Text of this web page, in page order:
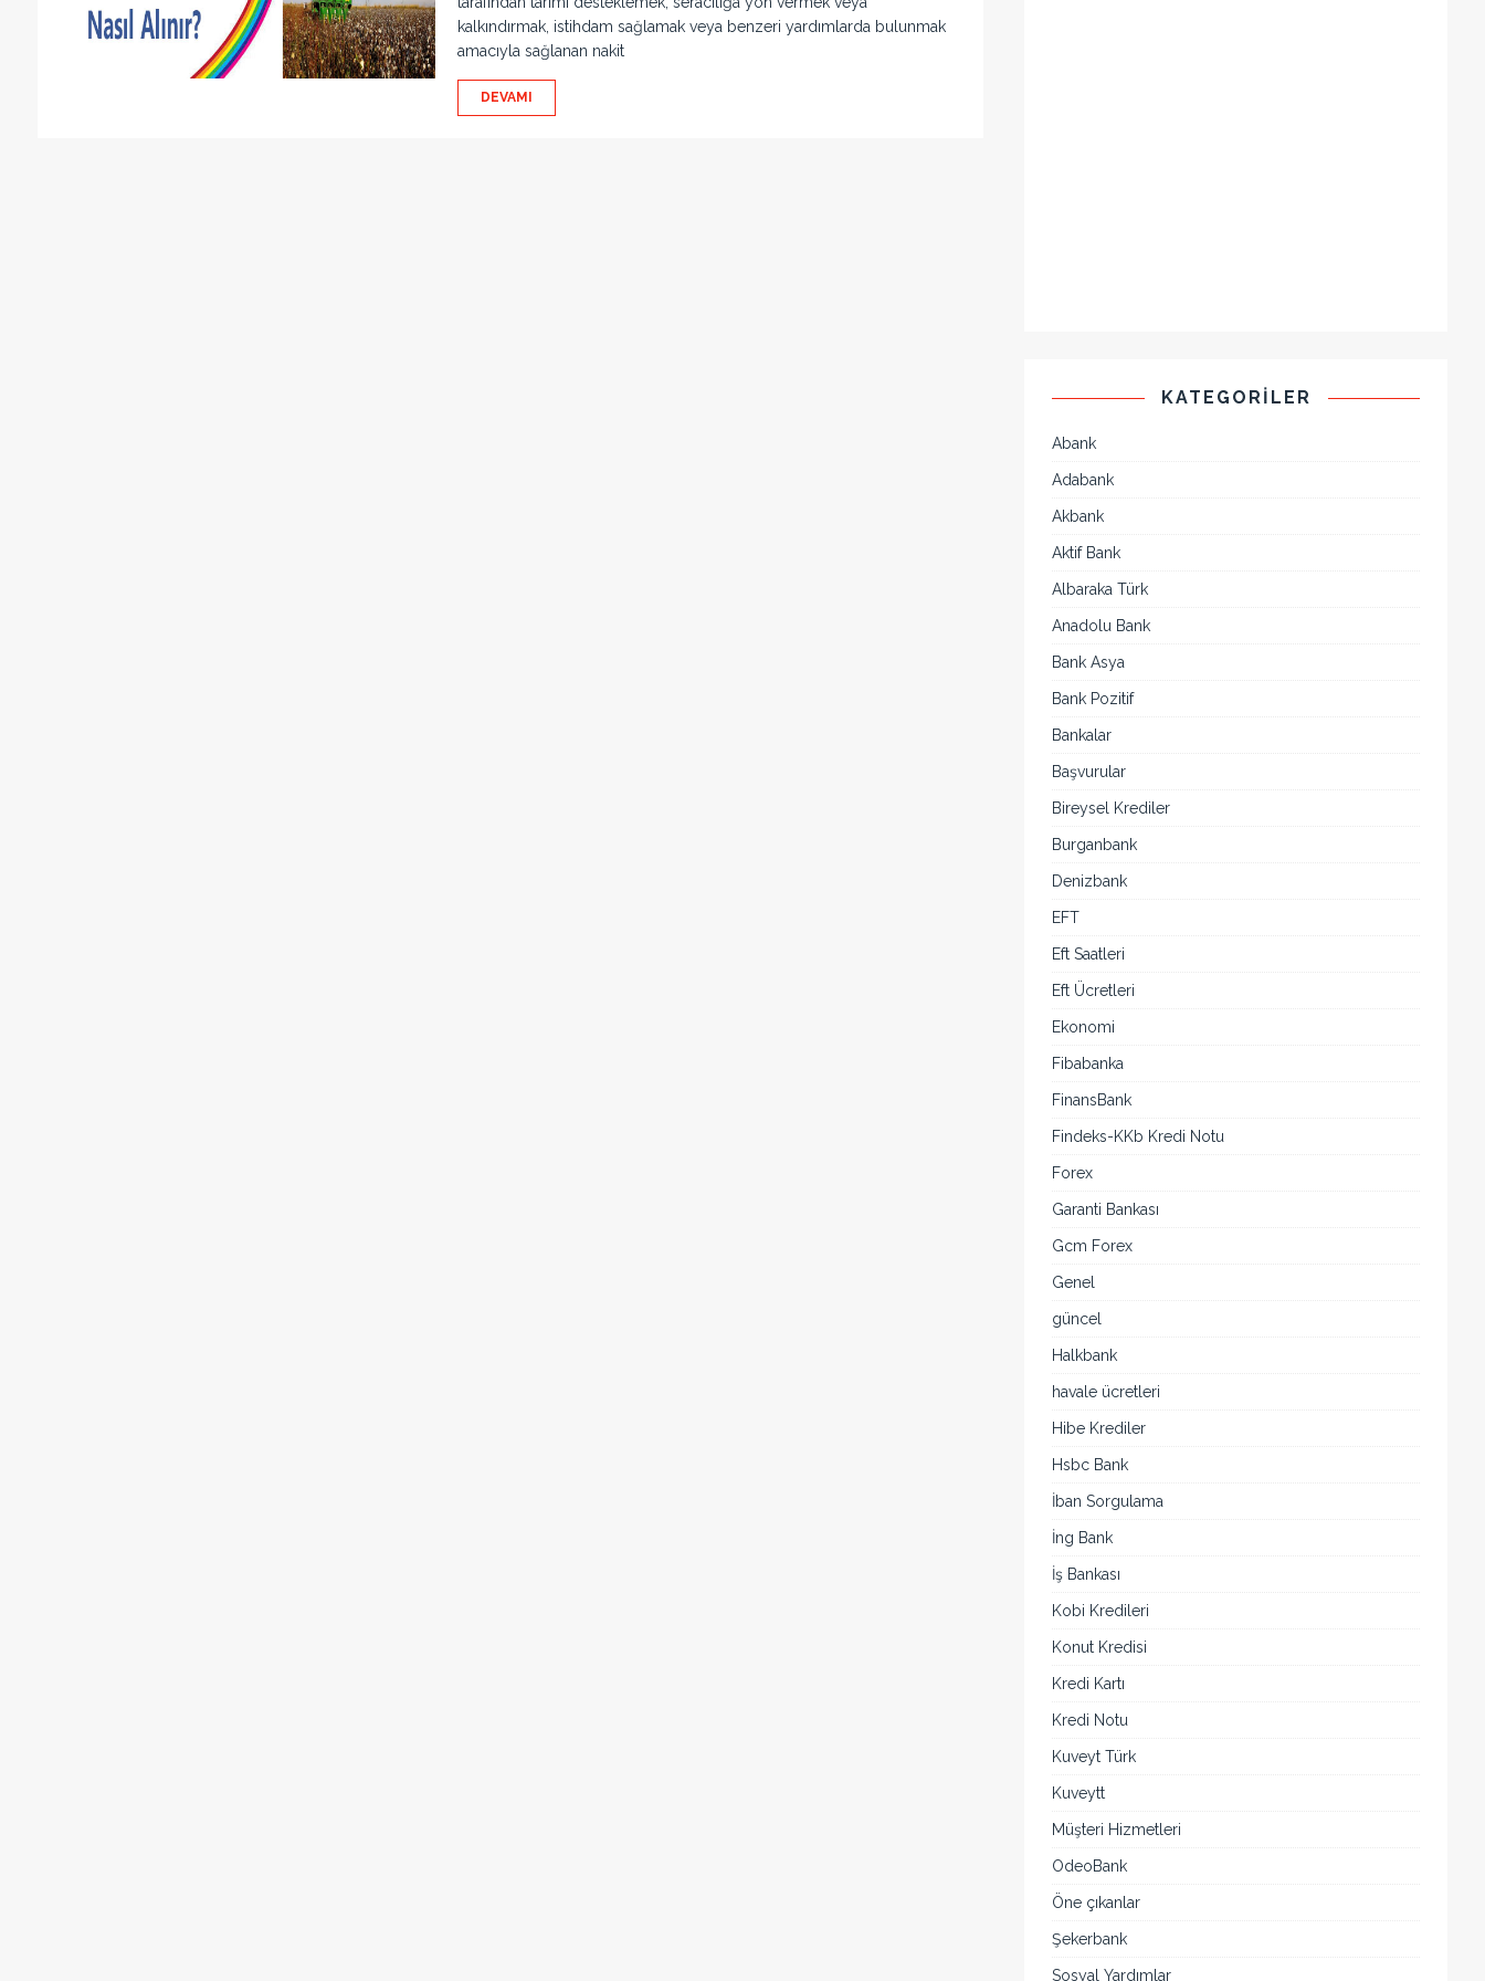
kalkındırmak, istihdam sağlamak veya benzeri yardımlarda bulunmak
amacıyla sağlanan nakit
DEVAMI
KATEGORILER
Abank
Adabank
Akbank
Aktif Bank
Albaraka Türk
Anadolu Bank
Bank Asya
Bank Pozitif
Bankalar
Başvurular
Bireysel Krediler
Burganbank
Denizbank
EFT
Eft Saatleri
Eft Ücretleri
Ekonomi
Fibabanka
FinansBank
Findeks-KKb Kredi Notu
Forex
Garanti Bankası
Gcm Forex
Genel
güncel
Halkbank
havale ücretleri
Hibe Krediler
Hsbc Bank
İban Sorgulama
İng Bank
İş Bankası
Kobi Kredileri
Konut Kredisi
Kredi Kartı
Kredi Notu
Kuveyt Türk
Kuveytt
Müşteri Hizmetleri
OdeoBank
Öne çıkanlar
Şekerbank
Sosyal Yardımlar